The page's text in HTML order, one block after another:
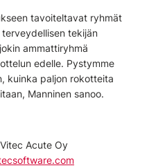
tavoiteltavat ryhmät
tekijän
ammattiryhmä
edelle. Pystymme
kuinka paljon rokotteita
Manninen sanoo.
Acute Oy